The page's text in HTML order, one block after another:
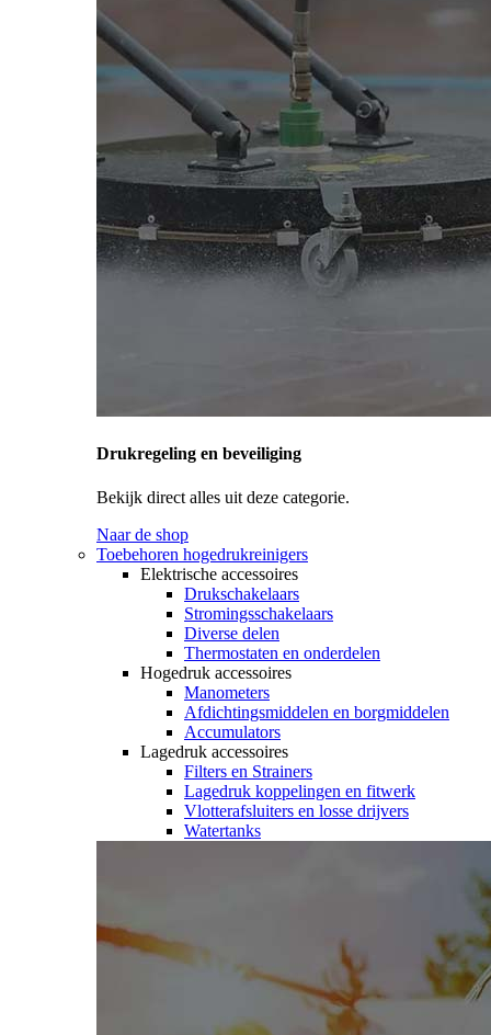
Drukregeling en beveiliging
Bekijk direct alles uit deze categorie.
Naar de shop
Toebehoren hogedrukreinigers
Elektrische accessoires
Drukschakelaars
Stromingsschakelaars
Diverse delen
Thermostaten en onderdelen
Hogedruk accessoires
Manometers
Afdichtingsmiddelen en borgmiddelen
Accumulators
Lagedruk accessoires
Filters en Strainers
Lagedruk koppelingen en fitwerk
Vlotterafsluiters en losse drijvers
Watertanks